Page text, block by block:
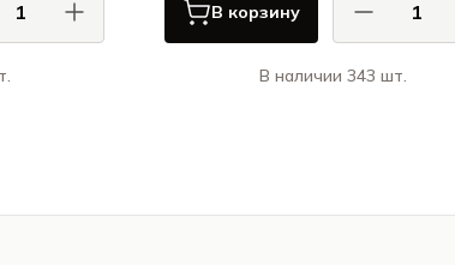
В корзину
В наличии 343 шт.